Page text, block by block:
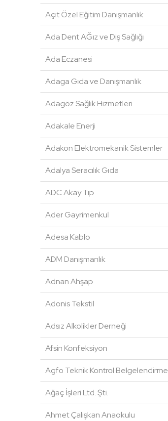
Açıt Özel Eğitim Danışmanlık
Ada Dent AĞız ve Diş Sağlığı
Ada Eczanesi
Adaga Gıda ve Danışmanlık
Adagöz Sağlık Hizmetleri
Adakale Enerji
Adakon Elektromekanik Sistemler
Adalya Seracılık Gıda
ADC Akay Tıp
Ader Gayrimenkul
Adesa Kablo
ADM Danışmanlık
Adnan Ahşap
Adonis Tekstil
Adsız Alkolikler Derneği
Afsin Konfeksiyon
Agfo Teknik Kontrol Belgelendirme
Ağaç İşleri Ltd. Şti.
Ahmet Çalışkan Anaokulu